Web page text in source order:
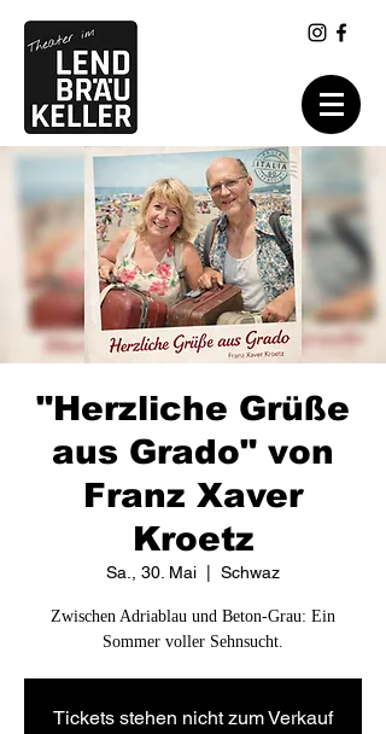
"Herzliche Grüße
aus Grado" von
Franz Xaver
Kroetz
Sa., 30. Mai Schwaz
Zwischen Adriablau und Beton-Grau: Ein
Sommer voller Sehnsucht.
Tickets stehen nicht zum Verkauf